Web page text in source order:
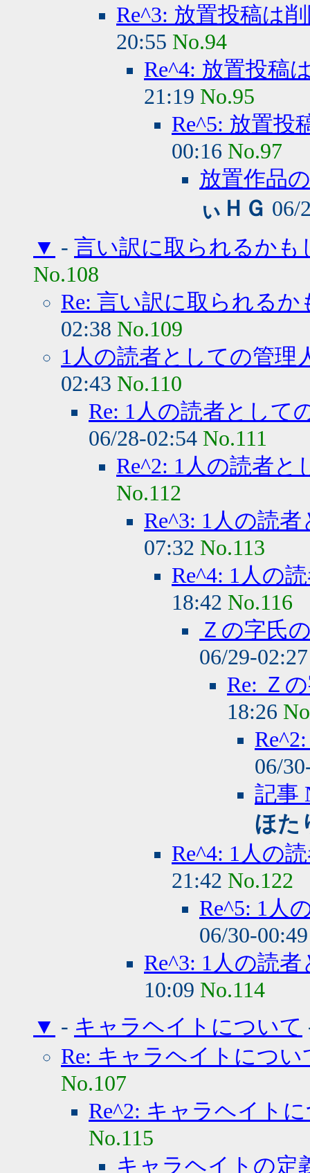
Re^3: 放置投稿は
20:55 No.94
Re^4: 放置投稿
21:19 No.95
Re^5: 放置投
00:16 No.97
放置作品
ぃＨＧ 06/
▼ - 言い訳に取られるかも
No.108
Re: 言い訳に取られるか
02:38 No.109
1人の読者としての管理
02:43 No.110
Re: 1人の読者として
06/28-02:54 No.111
Re^2: 1人の読者と
No.112
Re^3: 1人の読
07:32 No.113
Re^4: 1人の
18:42 No.116
Ｚの字氏
06/29-
Re: Ｚ
18:26
06/
記事
ほた
Re^4: 1人の
21:42 No.122
Re^5: 1人
06/30-
Re^3: 1人の読
10:09 No.114
▼ - キャラヘイトについて
Re: キャラヘイトについ
No.107
Re^2: キャラヘイト
No.115
キャラヘイトの定